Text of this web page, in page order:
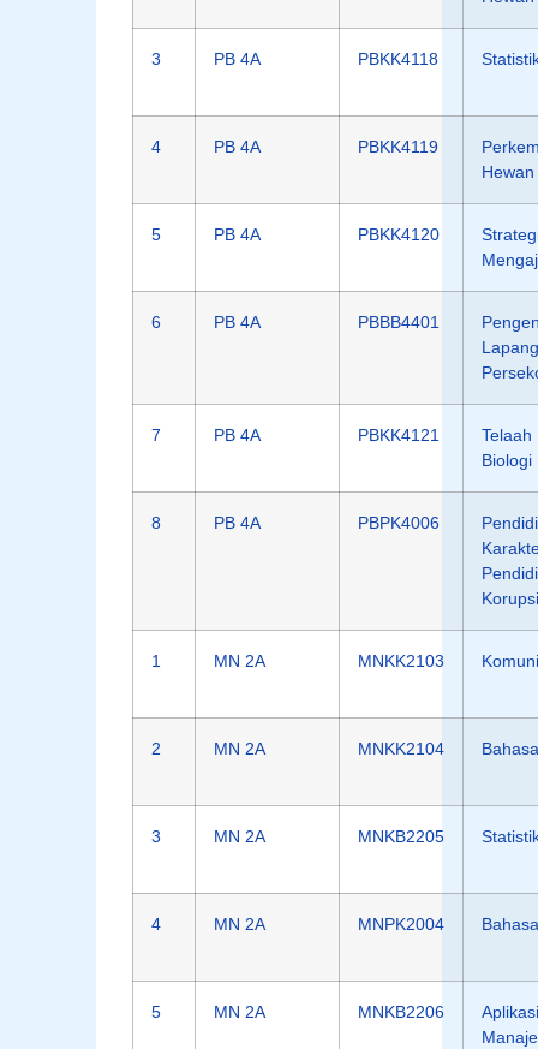
3 PB 4A PBKK4118
4 PB 4A PBKK4119
Hewan
5 PB 4A PBKK4120
6 PB 4A PBBB4401
7 PB 4A PBKK4121
Telaah
Biologi
8 PB 4A PBPK4006
Korupsi
1 MN 2A MNKK2103
2 MN 2A MNKK2104
3 MN 2A MNKB2205
4 MN 2A MNPK2004
5 MN 2A MNKB2206
Aplikasi